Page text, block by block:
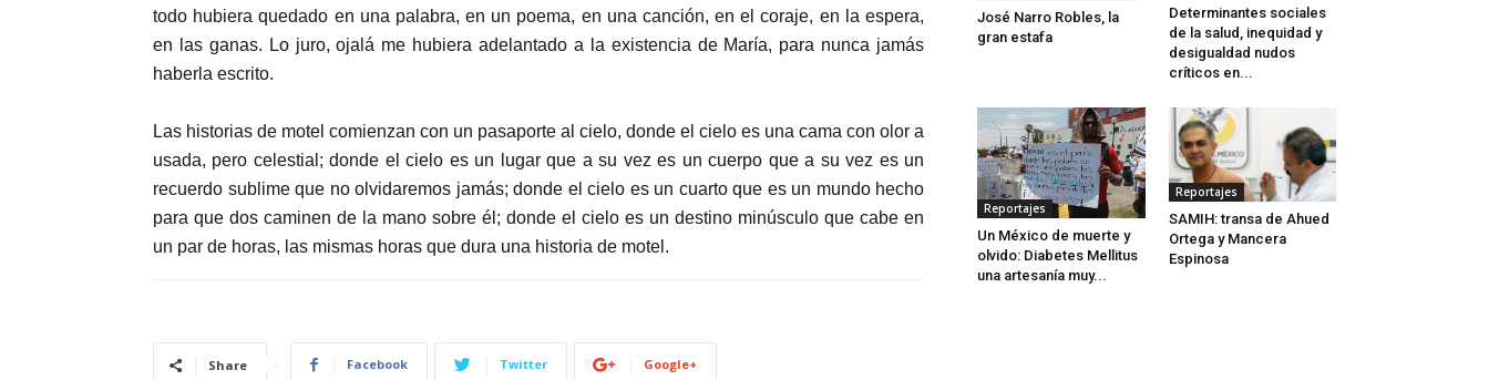
todo hubiera quedado en una palabra, en un poema, en una canción, en el coraje, en la espera,
en las ganas. Lo juro, ojalá me hubiera adelantado a la existencia de María, para nunca jamás
haberla escrito.
Las historias de motel comienzan con un pasaporte al cielo, donde el cielo es una cama con olor a
usada, pero celestial; donde el cielo es un lugar que a su vez es un cuerpo que a su vez es un
recuerdo sublime que no olvidaremos jamás; donde el cielo es un cuarto que es un mundo hecho
para que dos caminen de la mano sobre él; donde el cielo es un destino minúsculo que cabe en
un par de horas, las mismas horas que dura una historia de motel.
Share Facebook Twitter Google+
José Narro Robles, la
gran estafa
Determinantes sociales
de la salud, inequidad y
desigualdad nudos
críticos en...
Reportajes
Un México de muerte y
olvido: Diabetes Mellitus
una artesanía muy...
Reportajes
SAMIH: transa de Ahued
Ortega y Mancera
Espinosa